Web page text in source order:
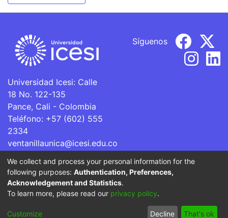
Universidad Icesi: Calle
18 No. 122-135
Pance, Cali - Colombia
Teléfono: +57 (602) 555
2334
ventanillaunica@icesi.edu.co
Síguenos
La Universidad Icesi es una Institución de Educación
Superior que se encuentra sujeta a inspección y vigilancia
por parte del Ministerio de Educación Nacional.
Cookie
End User
Send
We collect and process your personal information for the
following purposes: Authentication, Preferences,
Acknowledgement and Statistics.
To learn more, please read our privacy policy.
Customize Decline That's ok